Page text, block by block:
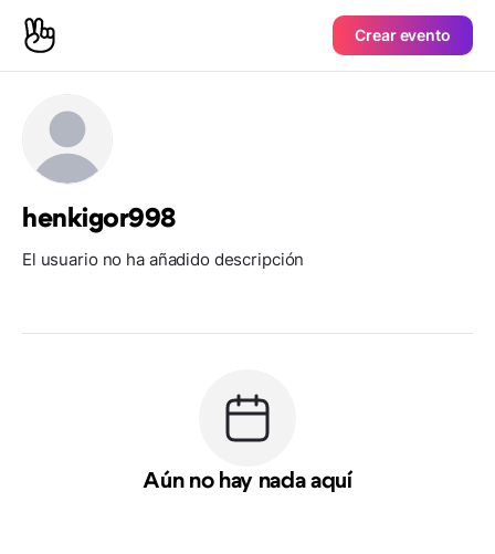
Crear evento
henkigor998
El usuario no ha añadido descripción
Aún no hay nada aquí